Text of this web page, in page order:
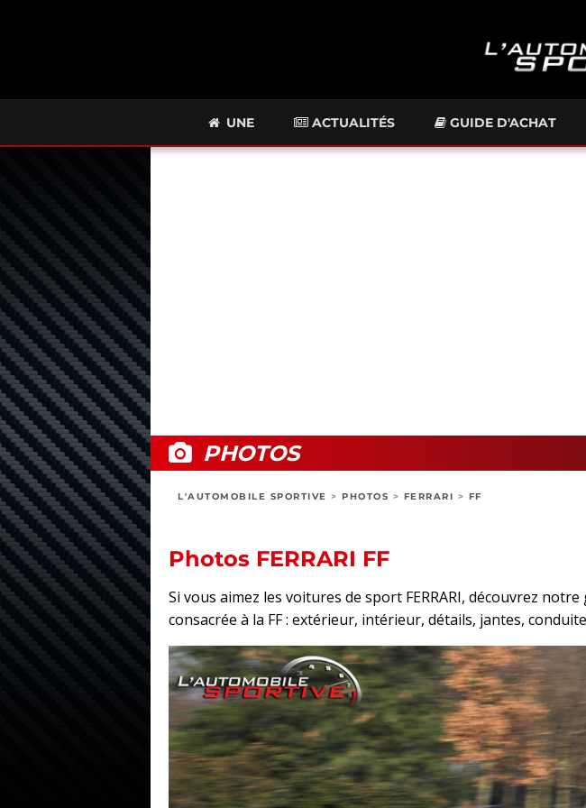
UNE ACTUALITÉS GUIDE D'ACHAT
PHOTOS
L'AUTOMOBILE SPORTIVE > PHOTOS > FERRARI > FF
Photos FERRARI FF
Si vous aimez les voitures de sport FERRARI, découvrez
consacrée à la FF : extérieur, intérieur, détails, jantes,